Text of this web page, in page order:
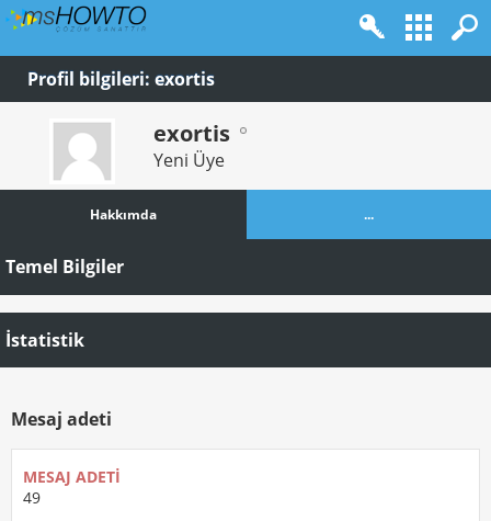
Profil bilgileri: exortis
exortis
Yeni Üye
Hakkımda ...
Temel Bilgiler
İstatistik
Mesaj adeti
MESAJ ADETI
49